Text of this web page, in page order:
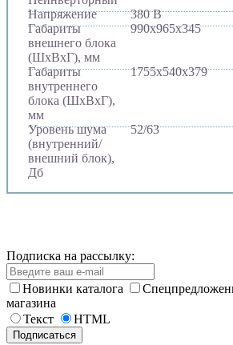
Напряжение
380 В
Габариты
внешнего блока
(ШхВхГ), мм
990х965х345
Габариты
внутреннего
блока (ШхВхГ),
мм
1755х540х379
Уровень шума
(внутренний/
внешний блок),
Дб
52/63
Подписка на рассылку:
Новинки каталога
магазина
Текст
HTML